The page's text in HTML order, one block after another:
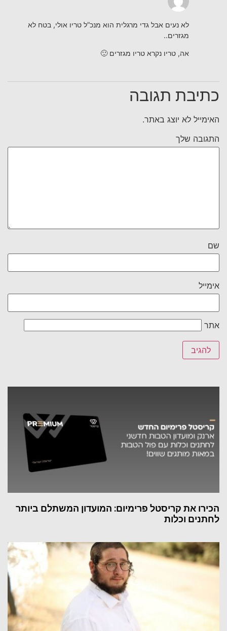
לא נעים אבל גדי מרגלית הוא מנכ”ל טריו אולי, בטח לא
מגזרים..
אה, טריו נקרא טריו מגזרים 🙂
כתיבת תגובה
האימייל לא יוצג באתר.
התגובה שלך
שם
אימייל
אתר
הכירו את קריסטל פרימיום: המועדון המשתלם ביותר
לחתנים וכלות